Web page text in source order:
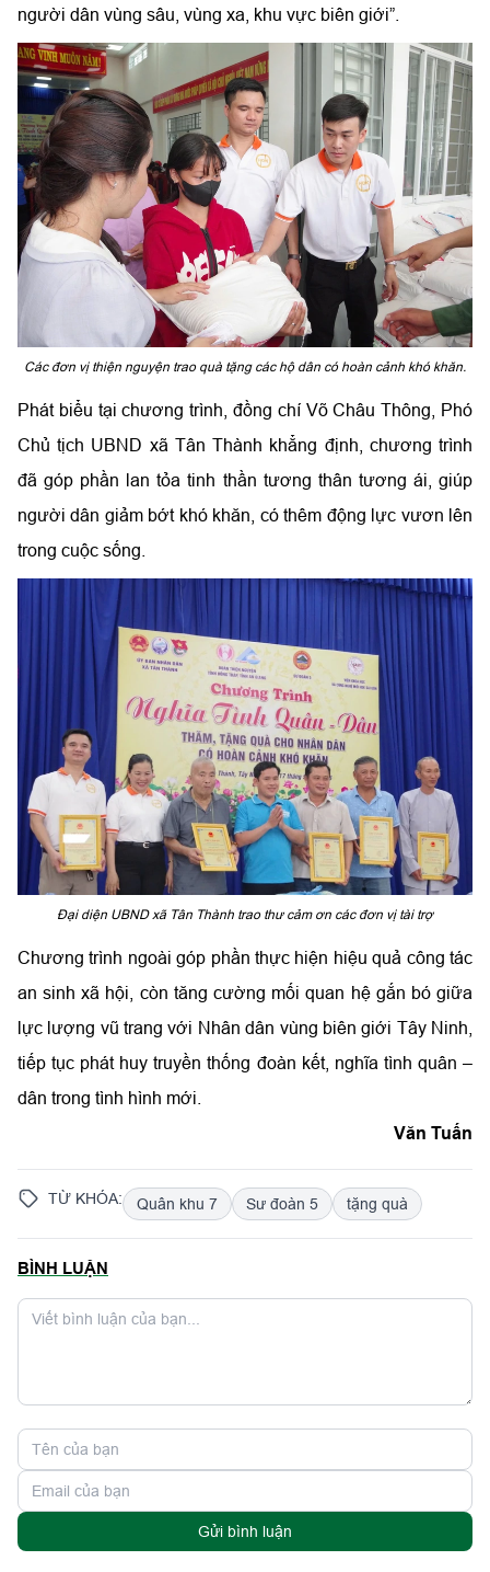
người dân vùng sâu, vùng xa, khu vực biên giới”.
Các đơn vị thiện nguyện trao quà tặng các hộ dân có hoàn cảnh khó khăn.
Phát biểu tại chương trình, đồng chí Võ Châu Thông, Phó
Chủ tịch UBND xã Tân Thành khẳng định, chương trình
đã góp phần lan tỏa tinh thần tương thân tương ái, giúp
người dân giảm bớt khó khăn, có thêm động lực vươn lên
trong cuộc sống.
Đại diện UBND xã Tân Thành trao thư cảm ơn các đơn vị tài trợ
Chương trình ngoài góp phần thực hiện hiệu quả công tác
an sinh xã hội, còn tăng cường mối quan hệ gắn bó giữa
lực lượng vũ trang với Nhân dân vùng biên giới Tây Ninh,
tiếp tục phát huy truyền thống đoàn kết, nghĩa tình quân –
dân trong tình hình mới.
Văn Tuấn
TỪ KHÓA: Quân khu 7 Sư đoàn 5 tặng quà
BÌNH LUẬN
Gửi bình luận